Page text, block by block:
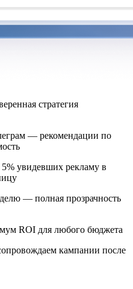
стратегия
— рекомендации по
увидевших рекламу в
— полная прозрачность
ROI для любого бюджета
кампании после